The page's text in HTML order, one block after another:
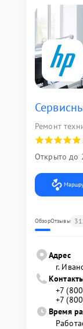
Ремонт
Открыто до
ОбзорОтзывы
Адрес
г.
+7
+7
Время